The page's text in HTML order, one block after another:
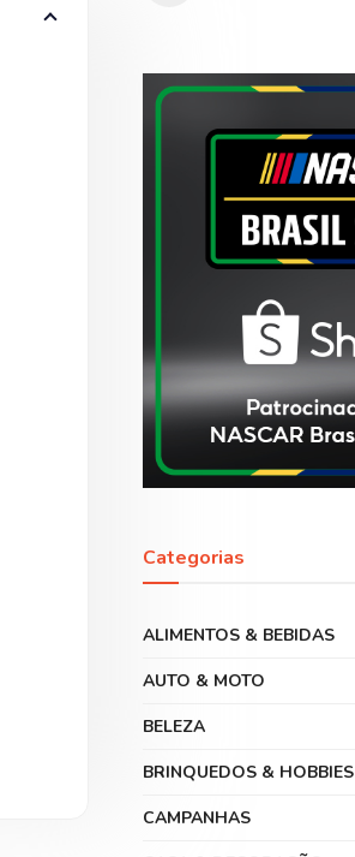
Categorias
ALIMENTOS & BEBIDAS
AUTO & MOTO
BELEZA
BRINQUEDOS & HOBBIES
CAMPANHAS